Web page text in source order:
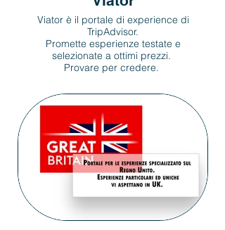
Viator è il portale di experience di
TripAdvisor.
Promette esperienze testate e
selezionate a ottimi prezzi.
Provare per credere.